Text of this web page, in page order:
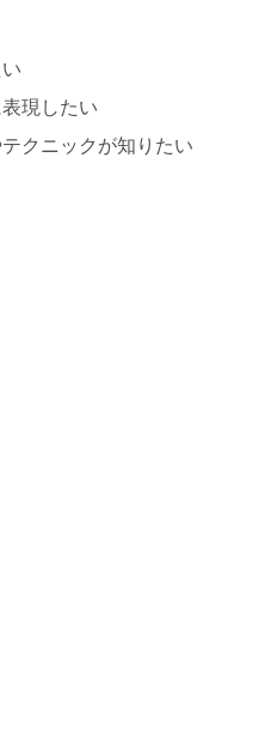
現したい
クニックが知りたい